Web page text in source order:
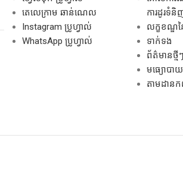
តេលេក្រាម ឆាន់ណេល
Instagram ប្រូហ្វាល់
WhatsApp ប្រូហ្វាល់
ការដូរទំនិ
លក្ខខណ្ឌន
ទាក់ទង
ព័ត៌មានថ្មីៗ
មធ្យោបា
តាមដានក